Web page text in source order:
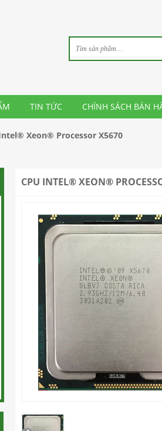
TIN TỨC CHÍNH SÁCH BÁN
Xeon® Processor X5670
CPU INTEL® XEON®